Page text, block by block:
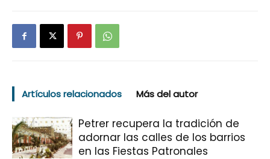
Artículos relacionados Más del autor
Petrer recupera la tradición de
adornar las calles de los barrios
en las Fiestas Patronales